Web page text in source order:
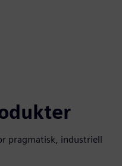
pragmatisk, industriell